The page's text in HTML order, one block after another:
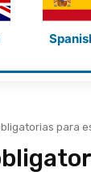
para